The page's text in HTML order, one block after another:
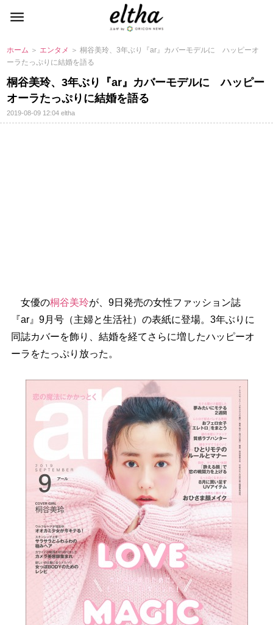
ホーム ＞ エンタメ ＞ 桐谷美玲、3年ぶり『ar』カバーモデルに ハッピーオ
ーラたっぷりに結婚を語る
桐谷美玲、3年ぶり『ar』カバーモデルに ハッピー
オーラたっぷりに結婚を語る
2019-08-09 12:04eltha
女優の桐谷美玲が、9日発売の女性ファッション誌
『ar』9月号（主婦と生活社）の表紙に登場。3年ぶりに
同誌カバーを飾り、結婚を経てさらに増したハッピーオ
ーラをたっぷり放った。